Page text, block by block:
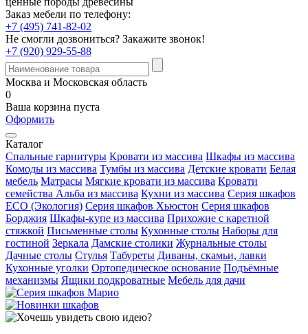
Заказ мебели по телефону:
+7 (495) 741-82-02
Не смогли дозвониться? Закажите звонок!
+7 (920) 929-55-88
Москва и Московская область
0
Ваша корзина пуста
Оформить
Каталог
Спальные гарнитуры Кровати из массива Шкафы из массива
Комоды из массива Тумбы из массива Детские кровати Белая
мебель Матрасы Мягкие кровати из массива Кровати
семейства Альба из массива Кухни из массива Серия шкафов
ECO (Экология) Серия шкафов Хьюстон Серия шкафов
Борджия Шкафы-купе из массива Прихожие с каретной
стяжкой Письменные столы Кухонные столы Наборы для
гостиной Зеркала Дамские столики Журнальные столы
Дачные столы Стулья Табуреты Диваны, скамьи, лавки
Кухонные уголки Ортопедическое основание Подъёмные
механизмы Ящики подкроватные Мебель для дачи